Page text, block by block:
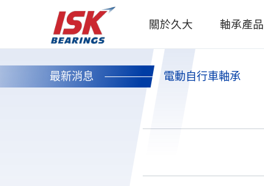
關於久大 軸承產品
最新消息 電動自行車軸承